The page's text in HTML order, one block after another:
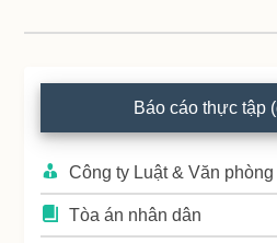
Primary
Sidebar
Báo cáo thực tập
Công ty Luật & Văn
Tòa án nhân dân